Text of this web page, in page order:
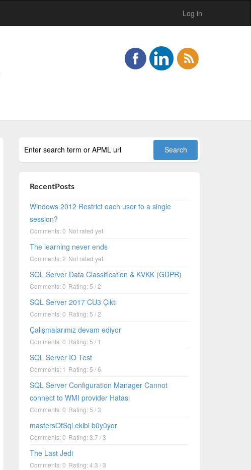
Log in
RecentPosts
Windows 2012 Restrict each user to a single
session?
Comments: 0 Not rated yet
The learning never ends
Comments: 2 Not rated yet
SQL Server Data Classification & KVKK (GDPR)
Comments: 0 Rating: 5 / 2
SQL Server 2017 CU3 Çıktı
Comments: 0 Rating: 5 / 2
Çalışmalarımız devam ediyor
Comments: 0 Rating: 5 / 1
SQL Server IO Test
Comments: 1 Rating: 5 / 6
SQL Server Configuration Manager Cannot
connect to WMI provider Hatası
Comments: 0 Rating: 5 / 3
mastersOfSql ekibi büyüyor
Comments: 0 Rating: 3.7 / 3
The Last Jedi
Comments: 0 Rating: 4.3 / 3